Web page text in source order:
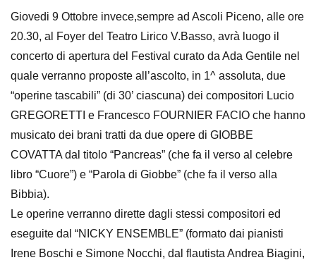
Giovedi 9 Ottobre invece,sempre ad Ascoli Piceno, alle ore
20.30, al Foyer del Teatro Lirico V.Basso, avrà luogo il
concerto di apertura del Festival curato da Ada Gentile nel
quale verranno proposte all’ascolto, in 1^ assoluta, due
“operine tascabili” (di 30’ ciascuna) dei compositori Lucio
GREGORETTI e Francesco FOURNIER FACIO che hanno
musicato dei brani tratti da due opere di GIOBBE
COVATTA dal titolo “Pancreas” (che fa il verso al celebre
libro “Cuore”) e “Parola di Giobbe” (che fa il verso alla
Bibbia).
Le operine verranno dirette dagli stessi compositori ed
eseguite dal “NICKY ENSEMBLE” (formato dai pianisti
Irene Boschi e Simone Nocchi, dal flautista Andrea Biagini,